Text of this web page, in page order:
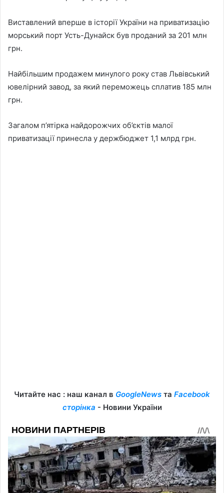
Виставлений вперше в історії України на приватизацію
морський порт Усть-Дунайск був проданий за 201 млн
грн.
Найбільшим продажем минулого року став Львівський
ювелірний завод, за який переможець сплатив 185 млн
грн.
Загалом п’ятірка найдорожчих об’єктів малої
приватизації принесла у держбюджет 1,1 млрд грн.
Читайте нас : наш канал в GoogleNews та Facebook
сторінка - Новини України